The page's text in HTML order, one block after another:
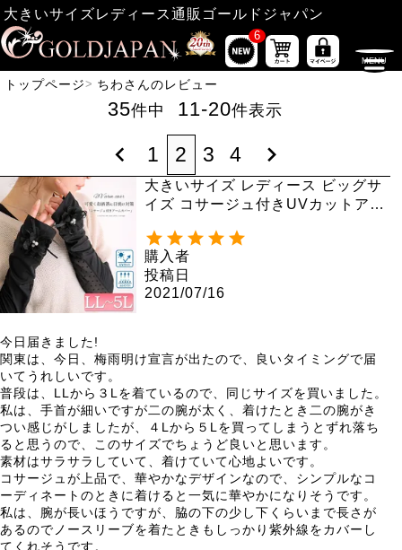
大きいサイズレディース通販ゴールドジャパン
6
トップページ ちわさんのレビュー
35件中 11-20件表示
1 2 3 4
大きいサイズ レディース ビッグサ
イズ コサージュ付きUVカットアー
購入者
投稿日
2021/07/16
今日届きました!
関東は、今日、梅雨明け宣言が出たので、良いタイミングで届
いてうれしいです。
普段は、LLから３Lを着ているので、同じサイズを買いました。
私は、手首が細いですが二の腕が太く、着けたとき二の腕がき
つい感じがしましたが、４Lから５Lを買ってしまうとずれ落ち
ると思うので、このサイズでちょうど良いと思います。
素材はサラサラしていて、着けていて心地よいです。
コサージュが上品で、華やかなデザインなので、シンプルなコ
ーディネートのときに着けると一気に華やかになりそうです。
私は、腕が長いほうですが、脇の下の少し下くらいまで長さが
あるのでノースリーブを着たときもしっかり紫外線をカバーし
てくれそうです。